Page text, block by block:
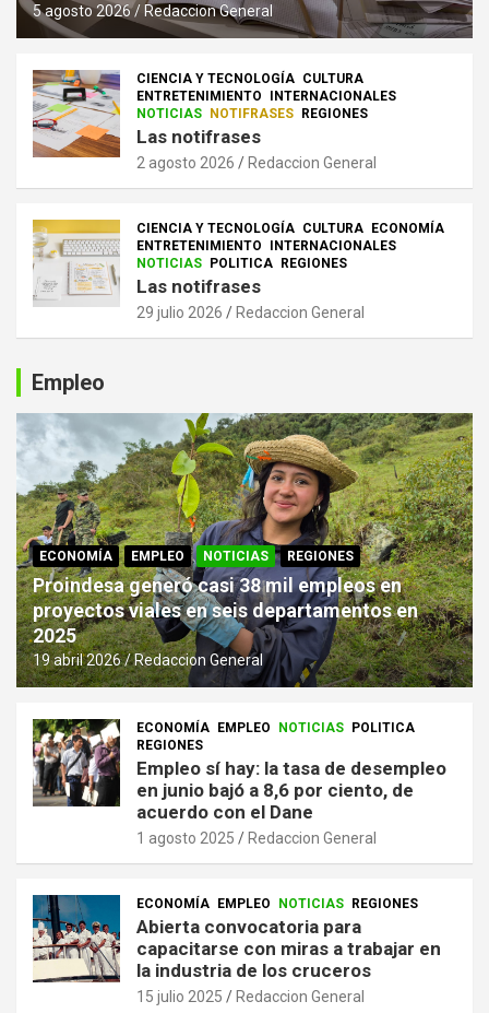
5 agosto 2026 Redaccion General
CIENCIA Y TECNOLOGÍA CULTURA
ENTRETENIMIENTO
INTERNACIONALES
NOTICIAS
NOTIFRASES REGIONES
Las notifrases
2 agosto 2026 Redaccion General
CIENCIA Y TECNOLOGÍA CULTURA
ECONOMÍA
ENTRETENIMIENTO
INTERNACIONALES
NOTICIAS
POLITICA REGIONES
Las notifrases
29 julio 2026 Redaccion General
Empleo
ECONOMÍA EMPLEO NOTICIAS REGIONES
Proindesa generó casi 38 mil empleos en
proyectos viales en seis departamentos en
2025
19 abril 2026 Redaccion General
ECONOMÍA EMPLEO NOTICIAS
POLITICA
REGIONES
Empleo sí hay: la tasa de desempleo
en junio bajó a 8,6 por ciento, de
acuerdo con el Dane
1 agosto 2025 Redaccion General
ECONOMÍA EMPLEO NOTICIAS REGIONES
Abierta convocatoria para
capacitarse con miras a trabajar en
la industria de los cruceros
15 julio 2025 Redaccion General